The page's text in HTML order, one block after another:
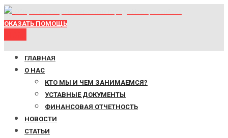
ОКАЗАТЬ ПОМОЩЬ
ГЛАВНАЯ
О НАС
КТО МЫ И ЧЕМ ЗАНИМАЕМСЯ?
УСТАВНЫЕ ДОКУМЕНТЫ
ФИНАНСОВАЯ ОТЧЕТНОСТЬ
НОВОСТИ
СТАТЬИ